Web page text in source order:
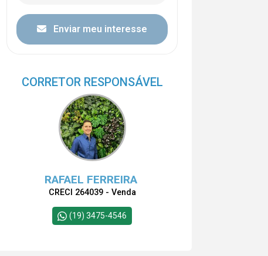
Enviar meu interesse
CORRETOR RESPONSÁVEL
RAFAEL FERREIRA
CRECI 264039 - Venda
(19) 3475-4546